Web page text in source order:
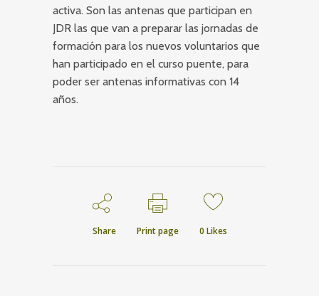
activa. Son las antenas que participan en
JDR las que van a preparar las jornadas de
formación para los nuevos voluntarios que
han participado en el curso puente, para
poder ser antenas informativas con 14
años.
Share Print page 0 Likes